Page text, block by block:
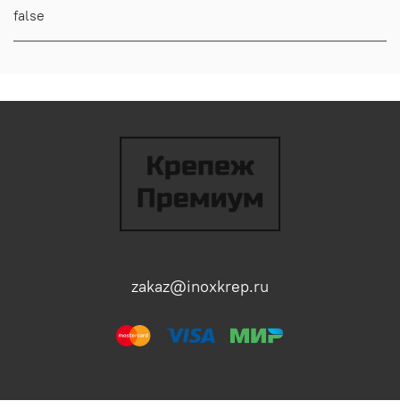
false
zakaz@inoxkrep.ru